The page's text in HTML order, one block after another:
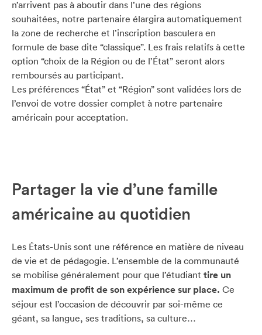
n’arrivent pas à aboutir dans l’une des régions
souhaitées, notre partenaire élargira automatiquement
la zone de recherche et l’inscription basculera en
formule de base dite “classique”. Les frais relatifs à cette
option “choix de la Région ou de l’État” seront alors
remboursés au participant.
Les préférences “État” et “Région” sont validées lors de
l’envoi de votre dossier complet à notre partenaire
américain pour acceptation.
Partager la vie d’une famille
américaine au quotidien
Les États-Unis sont une référence en matière de niveau
de vie et de pédagogie. L’ensemble de la communauté
se mobilise généralement pour que l’étudiant tire un
maximum de profit de son expérience sur place. Ce
séjour est l’occasion de découvrir par soi-même ce
géant, sa langue, ses traditions, sa culture…